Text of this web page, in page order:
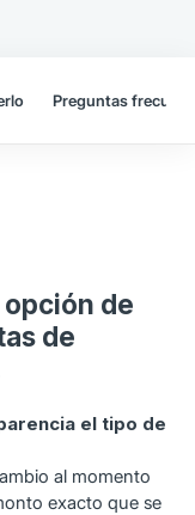
Preguntas
de
de
el tipo de
al momento
exacto que se